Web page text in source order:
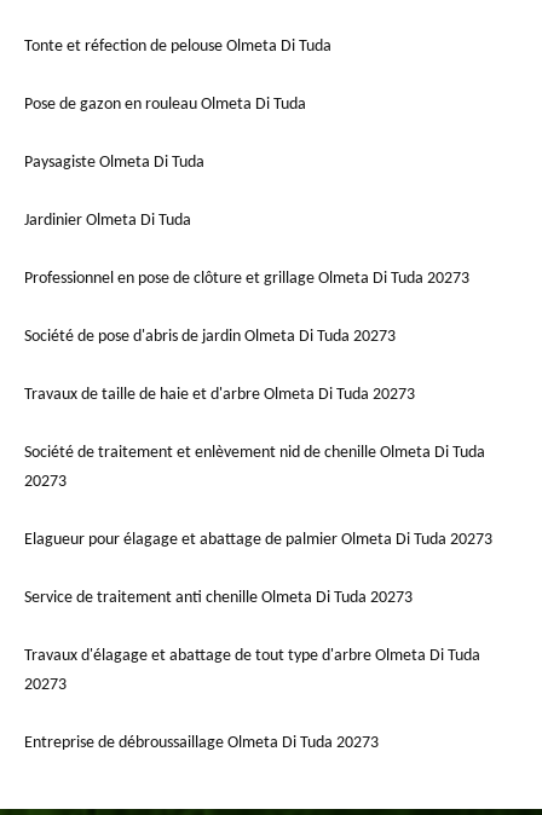
Tonte et réfection de pelouse Olmeta Di Tuda
Pose de gazon en rouleau Olmeta Di Tuda
Paysagiste Olmeta Di Tuda
Jardinier Olmeta Di Tuda
Professionnel en pose de clôture et grillage Olmeta Di Tuda 20273
Société de pose d'abris de jardin Olmeta Di Tuda 20273
Travaux de taille de haie et d'arbre Olmeta Di Tuda 20273
Société de traitement et enlèvement nid de chenille Olmeta Di Tuda
20273
Elagueur pour élagage et abattage de palmier Olmeta Di Tuda 20273
Service de traitement anti chenille Olmeta Di Tuda 20273
Travaux d'élagage et abattage de tout type d'arbre Olmeta Di Tuda
20273
Entreprise de débroussaillage Olmeta Di Tuda 20273